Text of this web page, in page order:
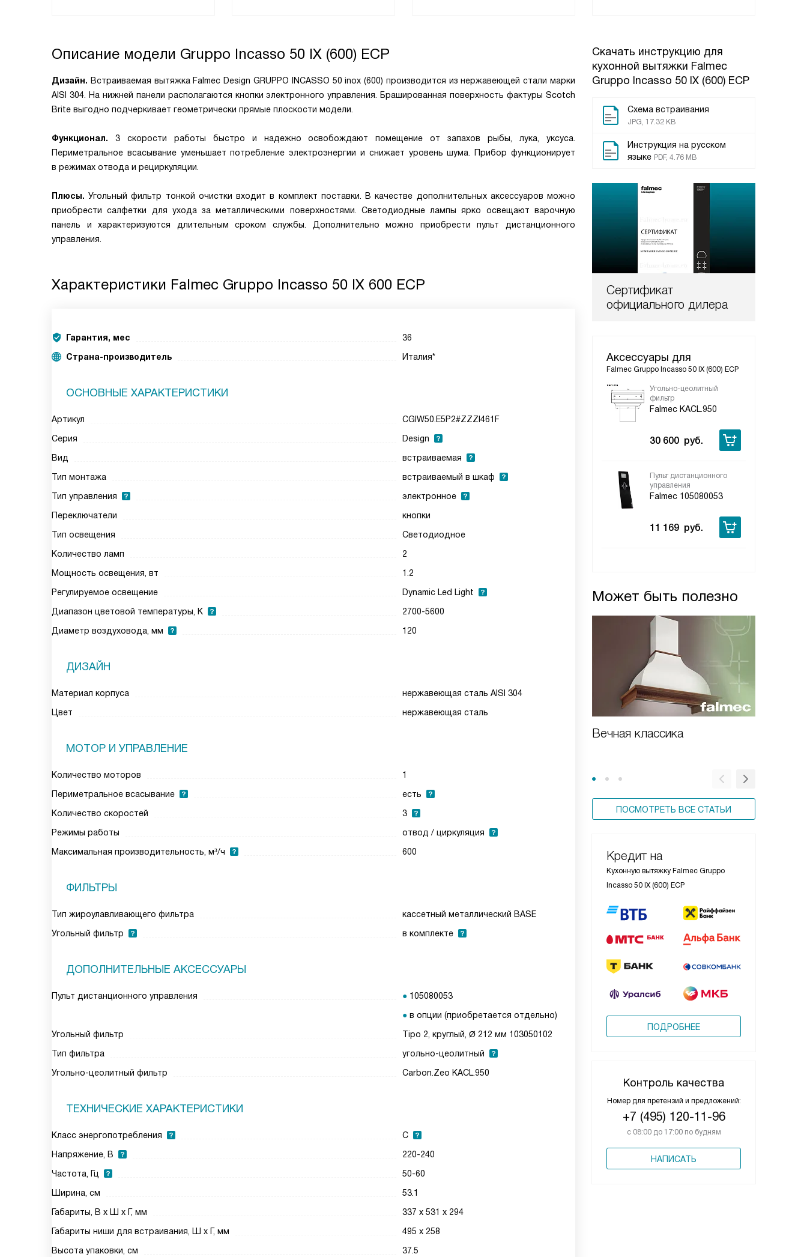
Скачать инструкцию для
кухонной вытяжки Falmec
Gruppo Incasso 50 IX (600) ECP
Схема встраивания
JPG, 17.32 KB
Инструкция на русском
языке PDF, 4.76 MB
Сертификат
официального дилера
Аксессуары для
Falmec Gruppo Incasso 50 IX (600) ECP
Угольно-цеолитный
фильтр
Falmec KACL.950
30 600 руб.
Пульт дистанционного
управления
Falmec 105080053
11 169 руб.
Может быть полезно
Вечная классика
ПОСМОТРЕТЬ ВСЕ СТАТЬИ
Кредит на
Кухонную вытяжку Falmec Gruppo
Incasso 50 IX (600) ECP
ПОДРОБНЕЕ
Контроль качества
Номер для претензий и предложений:
+7 (495) 120-11-96
с 08:00 до 17:00 по будням
НАПИСАТЬ
Описание модели Gruppo Incasso 50 IX (600) ECP
Дизайн. Встраиваемая вытяжка Falmec Design GRUPPO INCASSO 50 inox (600) производится из нержавеющей стали марки
AISI 304. На нижней панели располагаются кнопки электронного управления. Брашированная поверхность фактуры Scotch
Brite выгодно подчеркивает геометрически прямые плоскости модели.
Функционал. 3 скорости работы быстро и надежно освобождают помещение от запахов рыбы, лука, уксуса.
Периметральное всасывание уменьшает потребление электроэнергии и снижает уровень шума. Прибор функционирует
в режимах отвода и рециркуляции.
Плюсы. Угольный фильтр тонкой очистки входит в комплект поставки. В качестве дополнительных аксессуаров можно
приобрести салфетки для ухода за металлическими поверхностями. Светодиодные лампы ярко освещают варочную
панель и характеризуются длительным сроком службы. Дополнительно можно приобрести пульт дистанционного
управления.
Характеристики Falmec Gruppo Incasso 50 IX 600 ECP
Гарантия, мес
36
Страна-производитель
Италия*
ОСНОВНЫЕ ХАРАКТЕРИСТИКИ
Артикул
CGIW50.E5P2#ZZZI461F
Серия
Design
Вид
встраиваемая
Тип монтажа
встраиваемый в шкаф
Тип управления
электронное
Переключатели
кнопки
Тип освещения
Светодиодное
Количество ламп
2
Мощность освещения, вт
1.2
Регулируемое освещение
Dynamic Led Light
Диапазон цветовой температуры, К
2700-5600
Диаметр воздуховода, мм
120
ДИЗАЙН
Материал корпуса
нержавеющая сталь AISI 304
Цвет
нержавеющая сталь
МОТОР И УПРАВЛЕНИЕ
Количество моторов
1
Периметральное всасывание
есть
Количество скоростей
3
Режимы работы
отвод / циркуляция
Максимальная производительность, м³/ч
600
ФИЛЬТРЫ
Тип жироулавливающего фильтра
кассетный металлический BASE
Угольный фильтр
в комплекте
ДОПОЛНИТЕЛЬНЫЕ АКСЕССУАРЫ
Пульт дистанционного управления
105080053
в опции (приобретается отдельно)
Угольный фильтр
Tipo 2, круглый, Ø 212 мм 103050102
Тип фильтра
угольно-цеолитный
Угольно-цеолитный фильтр
Carbon.Zeo KACL.950
ТЕХНИЧЕСКИЕ ХАРАКТЕРИСТИКИ
Класс энергопотребления
C
Напряжение, В
220-240
Частота, Гц
50-60
Ширина, см
53.1
Габариты, В х Ш х Г, мм
337 х 531 х 294
Габариты ниши для встраивания, Ш х Г, мм
495 х 258
Высота упаковки, см
37.5